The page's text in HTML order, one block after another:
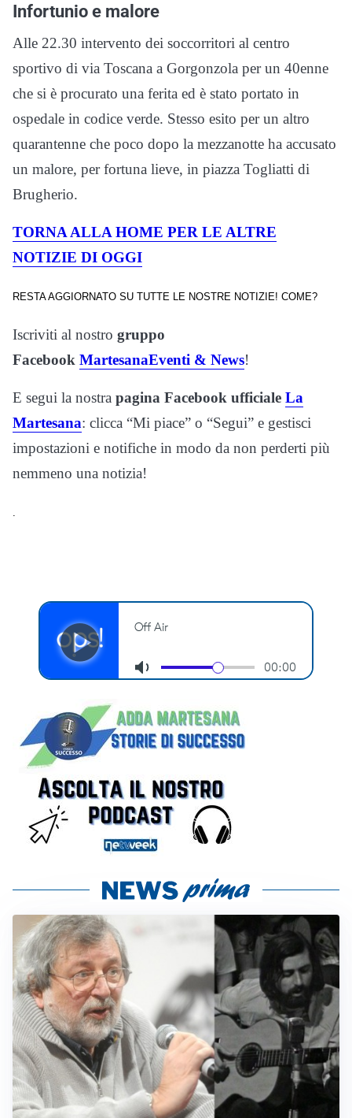
Infortunio e malore
Alle 22.30 intervento dei soccorritori al centro
sportivo di via Toscana a Gorgonzola per un 40enne
che si è procurato una ferita ed è stato portato in
ospedale in codice verde. Stesso esito per un altro
quarantenne che poco dopo la mezzanotte ha accusato
un malore, per fortuna lieve, in piazza Togliatti di
Brugherio.
TORNA ALLA HOME PER LE ALTRE
NOTIZIE DI OGGI
RESTA AGGIORNATO SU TUTTE LE NOSTRE NOTIZIE! COME?
Iscriviti al nostro gruppo
Facebook MartesanaEventi & News!
E segui la nostra pagina Facebook ufficiale La
Martesana: clicca “Mi piace” o “Segui” e gestisci
impostazioni e notifiche in modo da non perderti più
nemmeno una notizia!
.